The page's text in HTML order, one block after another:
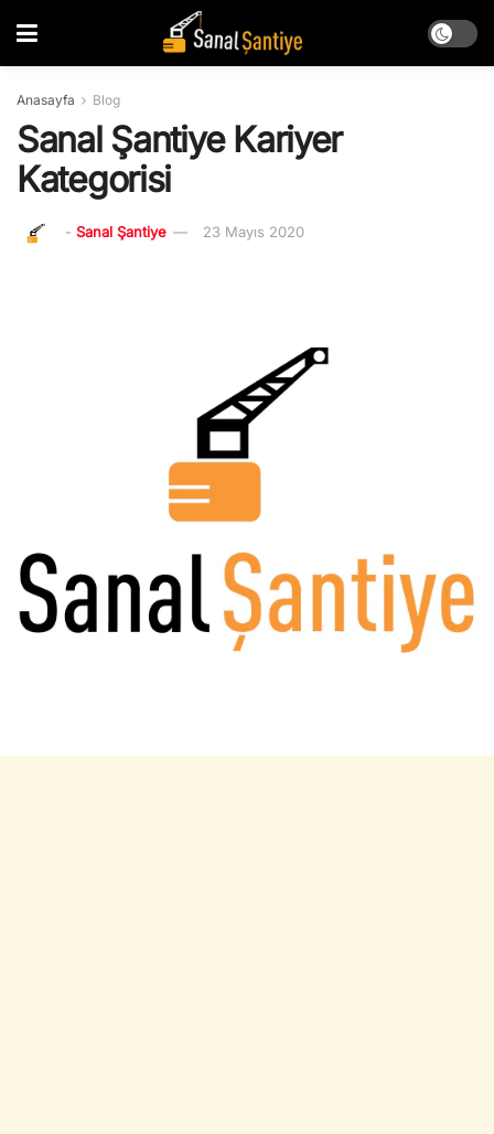
Anasayfa Blog
Sanal Şantiye Kariyer
Kategorisi
- Sanal Şantiye 23 Mayıs 2020